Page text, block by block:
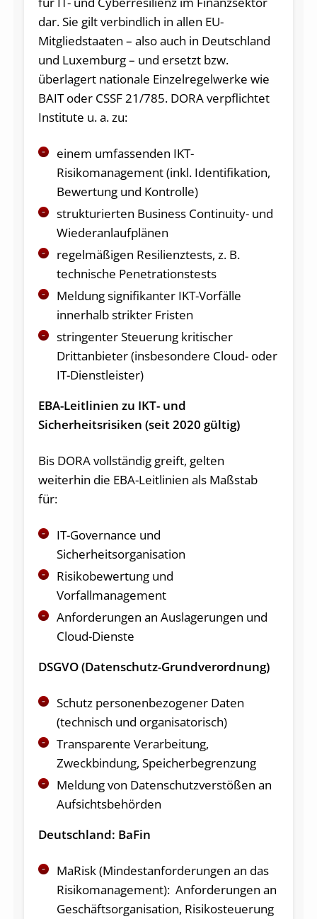
dar. Sie gilt verbindlich in allen EU-
Mitgliedstaaten – also auch in Deutschland
und Luxemburg – und ersetzt bzw.
überlagert nationale Einzelregelwerke wie
BAIT oder CSSF 21/785. DORA verpflichtet
Institute u. a. zu:
einem umfassenden IKT-
Risikomanagement (inkl. Identifikation,
Bewertung und Kontrolle)
strukturierten Business Continuity- und
Wiederanlaufplänen
regelmäßigen Resilienztests, z. B.
technische Penetrationstests
Meldung signifikanter IKT-Vorfälle
innerhalb strikter Fristen
stringenter Steuerung kritischer
Drittanbieter (insbesondere Cloud- oder
IT-Dienstleister)
EBA-Leitlinien zu IKT- und
Sicherheitsrisiken (seit 2020 gültig)
Bis DORA vollständig greift, gelten
weiterhin die EBA-Leitlinien als Maßstab
für:
IT-Governance und
Sicherheitsorganisation
Risikobewertung und
Vorfallmanagement
Anforderungen an Auslagerungen und
Cloud-Dienste
DSGVO (Datenschutz-Grundverordnung)
Schutz personenbezogener Daten
(technisch und organisatorisch)
Transparente Verarbeitung,
Zweckbindung, Speicherbegrenzung
Meldung von Datenschutzverstößen an
Aufsichtsbehörden
Deutschland: BaFin
MaRisk (Mindestanforderungen an das
Risikomanagement): Anforderungen an
Geschäftsorganisation, Risikosteuerung